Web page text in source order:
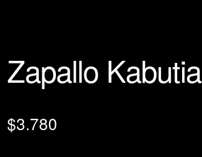
Zapallo Kabutia
$3.780